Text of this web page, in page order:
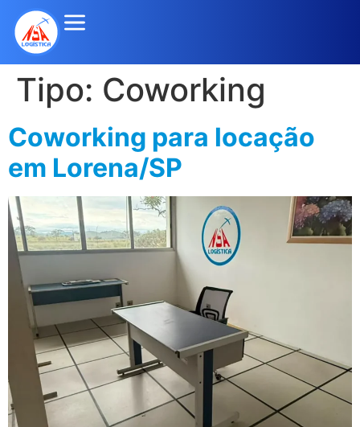
Tipo: Coworking
Coworking para locação
em Lorena/SP